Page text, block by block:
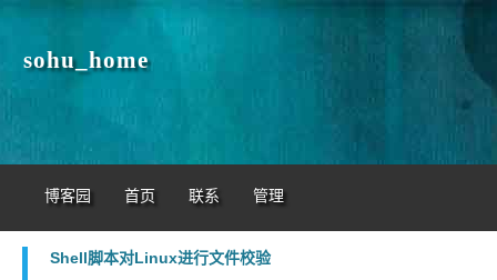
sohu_home
博客园 首页 联系 管理
Shell脚本对Linux进行文件校验